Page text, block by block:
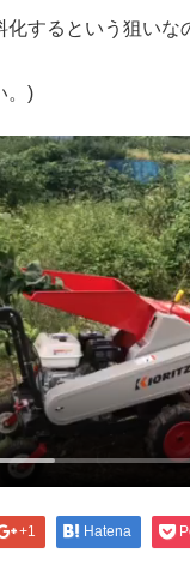
するという狙いな
。)
+1 Hatena